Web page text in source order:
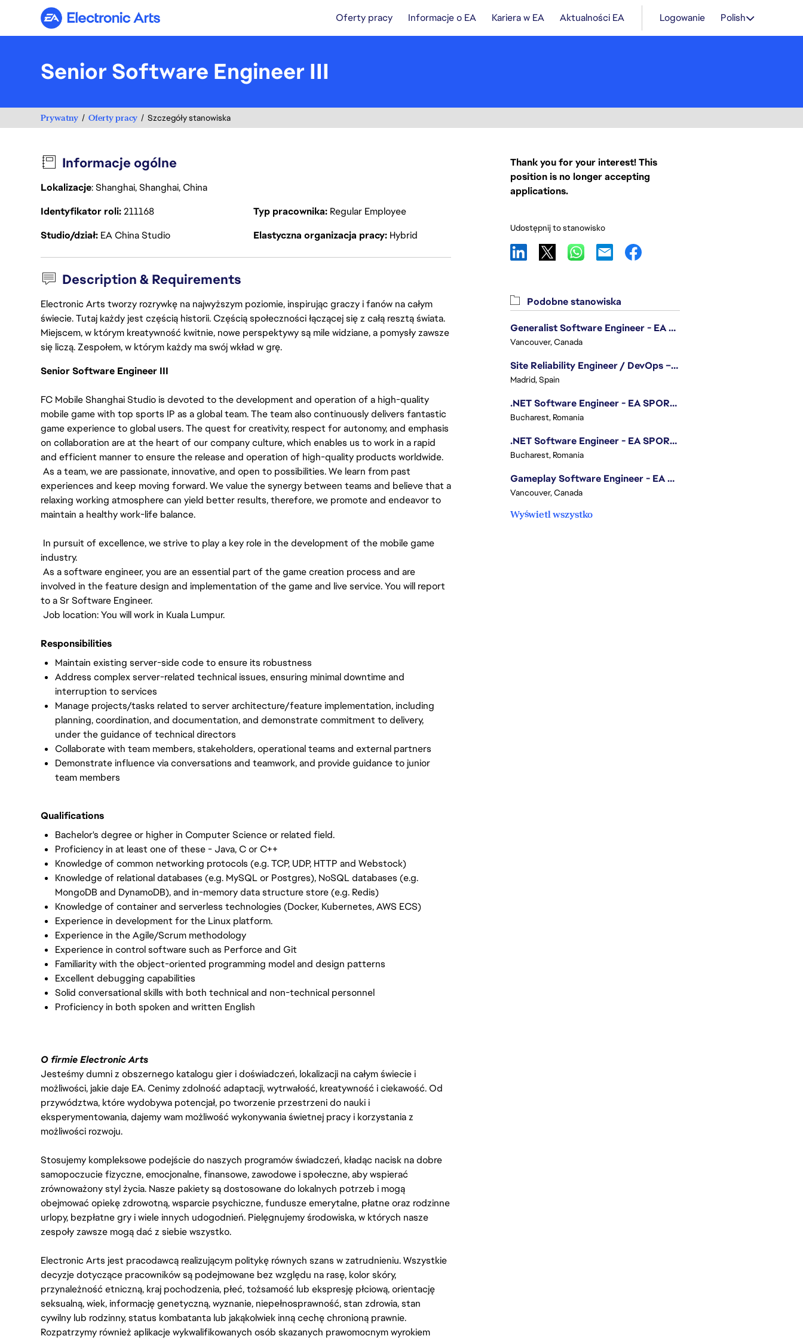
Electronic Arts Oferty pracy Informacje o EA Kariera w EA Aktualności EA Logowanie Polish
Senior Software Engineer III
Prywatny Oferty pracy Szczegóły stanowiska
Informacje ogólne
Lokalizacje: Shanghai, Shanghai, China
Identyfikator roli211168 Typ pracownika Regular Employee
Studio/dział EA China Studio Elastyczna organizacja pracy Hybrid
Description & Requirements
Electronic Arts tworzy rozrywkę na najwyższym poziomie, inspirując graczy i fanów na całym
świecie. Tutaj każdy jest częścią historii. Częścią społeczności łączącej się z całą resztą świata.
Miejscem, w którym kreatywność kwitnie, nowe perspektywy są mile widziane, a pomysły zawsze
się liczą. Zespołem, w którym każdy ma swój wkład w grę.
Senior Software Engineer III
FC Mobile Shanghai Studio is devoted to the development and operation of a high-quality
mobile game with top sports IP as a global team. The team also continuously delivers fantastic
game experience to global users. The quest for creativity, respect for autonomy, and emphasis
on collaboration are at the heart of our company culture, which enables us to work in a rapid
and efficient manner to ensure the release and operation of high-quality products worldwide.
As a team, we are passionate, innovative, and open to possibilities. We learn from past
experiences and keep moving forward. We value the synergy between teams and believe that a
relaxing working atmosphere can yield better results, therefore, we promote and endeavor to
maintain a healthy work-life balance.
In pursuit of excellence, we strive to play a key role in the development of the mobile game
industry.
As a software engineer, you are an essential part of the game creation process and are
involved in the feature design and implementation of the game and live service. You will report
to a Sr Software Engineer.
Job location: You will work in Kuala Lumpur.
Responsibilities
Maintain existing server-side code to ensure its robustness
Address complex server-related technical issues, ensuring minimal downtime and
interruption to services
Manage projects/tasks related to server architecture/feature implementation, including
planning, coordination, and documentation, and demonstrate commitment to delivery,
under the guidance of technical directors
Collaborate with team members, stakeholders, operational teams and external partners
Demonstrate influence via conversations and teamwork, and provide guidance to junior
team members
Qualifications
Bachelor's degree or higher in Computer Science or related field.
Proficiency in at least one of these - Java, C or C++
Knowledge of common networking protocols (e.g. TCP, UDP, HTTP and Webstock)
Knowledge of relational databases (e.g. MySQL or Postgres), NoSQL databases (e.g.
MongoDB and DynamoDB), and in-memory data structure store (e.g. Redis)
Knowledge of container and serverless technologies (Docker, Kubernetes, AWS ECS)
Experience in development for the Linux platform.
Experience in the Agile/Scrum methodology
Experience in control software such as Perforce and Git
Familiarity with the object-oriented programming model and design patterns
Excellent debugging capabilities
Solid conversational skills with both technical and non-technical personnel
Proficiency in both spoken and written English
O firmie Electronic Arts
Jesteśmy dumni z obszernego katalogu gier i doświadczeń, lokalizacji na całym świecie i
możliwości, jakie daje EA. Cenimy zdolność adaptacji, wytrwałość, kreatywność i ciekawość. Od
przywództwa, które wydobywa potencjał, po tworzenie przestrzeni do nauki i
eksperymentowania, dajemy wam możliwość wykonywania świetnej pracy i korzystania z
możliwości rozwoju.
Stosujemy kompleksowe podejście do naszych programów świadczeń, kładąc nacisk na dobre
samopoczucie fizyczne, emocjonalne, finansowe, zawodowe i społeczne, aby wspierać
zrównoważony styl życia. Nasze pakiety są dostosowane do lokalnych potrzeb i mogą
obejmować opiekę zdrowotną, wsparcie psychiczne, fundusze emerytalne, płatne oraz rodzinne
urlopy, bezpłatne gry i wiele innych udogodnień. Pielęgnujemy środowiska, w których nasze
zespoły zawsze mogą dać z siebie wszystko.
Electronic Arts jest pracodawcą realizującym politykę równych szans w zatrudnieniu. Wszystkie
decyzje dotyczące pracowników są podejmowane bez względu na rasę, kolor skóry,
przynależność etniczną, kraj pochodzenia, płeć, tożsamość lub ekspresję płciową, orientację
seksualną, wiek, informację genetyczną, wyznanie, niepełnosprawność, stan zdrowia, stan
cywilny lub rodzinny, status kombatanta lub jakąkolwiek inną cechę chronioną prawnie.
Rozpatrzymy również aplikacje wykwalifikowanych osób skazanych prawomocnym wyrokiem
Thank you for your interest! This
position is no longer accepting
applications.
Udostępnij to stanowisko
Podobne stanowiska
Generalist Software Engineer - EA Sports FC
Vancouver, Canada
Site Reliability Engineer / DevOps – Localization
Madrid, Spain
.NET Software Engineer - EA SPORTS™ FC
Bucharest, Romania
.NET Software Engineer - EA SPORTS™ FC
Bucharest, Romania
Gameplay Software Engineer - EA Sports FC
Vancouver, Canada
Wyświetl wszystko